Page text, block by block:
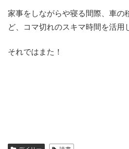
家事をしながらや寝る間際、車の
ど、コマ切れのスキマ時間を活用
それではまた！